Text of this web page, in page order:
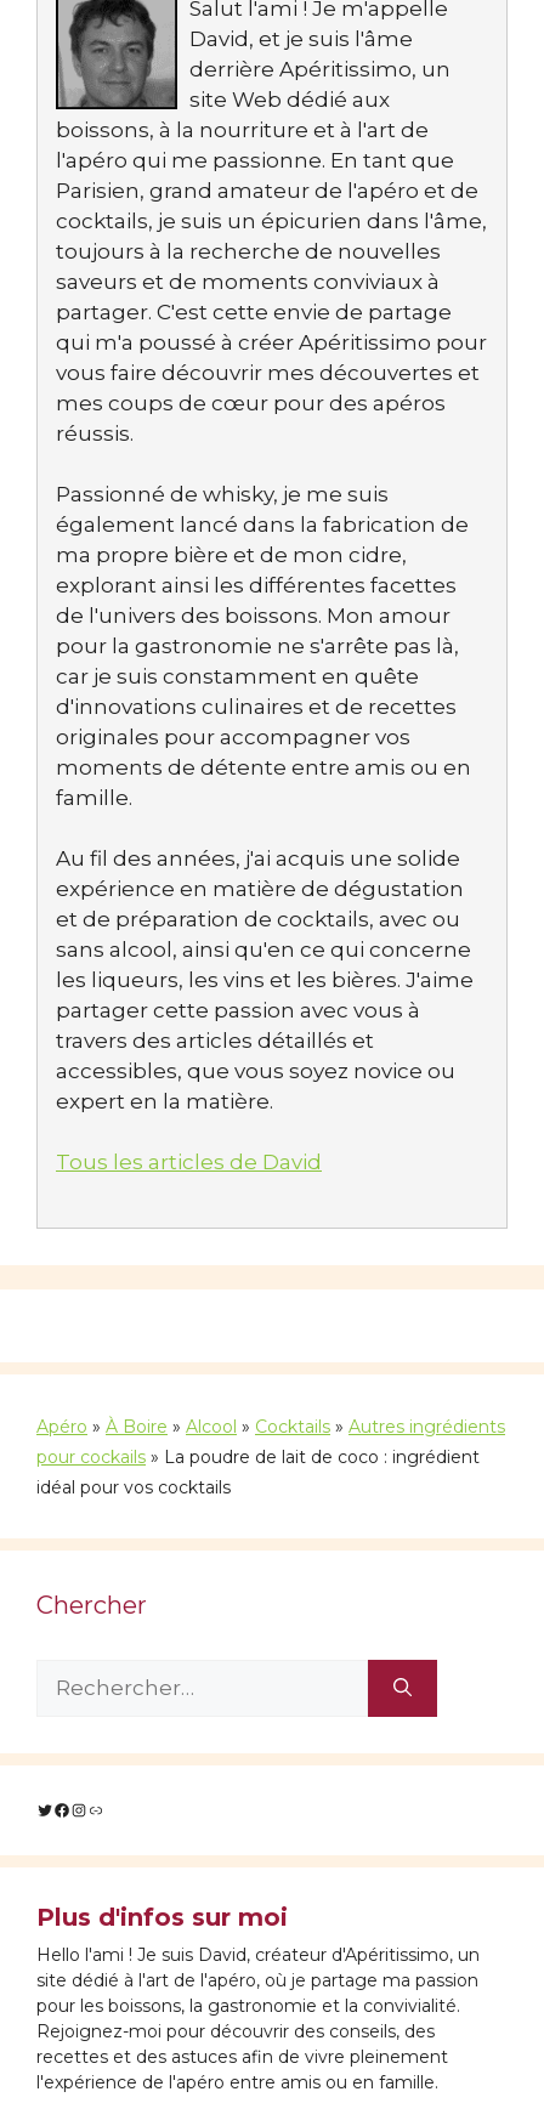
Salut l'ami ! Je m'appelle
David, et je suis l'âme
derrière Apéritissimo, un
site Web dédié aux
boissons, à la nourriture et à l'art de
l'apéro qui me passionne. En tant que
Parisien, grand amateur de l'apéro et de
cocktails, je suis un épicurien dans l'âme,
toujours à la recherche de nouvelles
saveurs et de moments conviviaux à
partager. C'est cette envie de partage
qui m'a poussé à créer Apéritissimo pour
vous faire découvrir mes découvertes et
mes coups de cœur pour des apéros
réussis.
Passionné de whisky, je me suis
également lancé dans la fabrication de
ma propre bière et de mon cidre,
explorant ainsi les différentes facettes
de l'univers des boissons. Mon amour
pour la gastronomie ne s'arrête pas là,
car je suis constamment en quête
d'innovations culinaires et de recettes
originales pour accompagner vos
moments de détente entre amis ou en
famille.
Au fil des années, j'ai acquis une solide
expérience en matière de dégustation
et de préparation de cocktails, avec ou
sans alcool, ainsi qu'en ce qui concerne
les liqueurs, les vins et les bières. J'aime
partager cette passion avec vous à
travers des articles détaillés et
accessibles, que vous soyez novice ou
expert en la matière.
Tous les articles de David
Apéro » À Boire » Alcool » Cocktails » Autres ingrédients
pour cockails » La poudre de lait de coco : ingrédient
idéal pour vos cocktails
Chercher
Twitter
Facebook
Instagram
Lien
Plus d'infos sur moi
Hello l'ami ! Je suis David, créateur d'Apéritissimo, un
site dédié à l'art de l'apéro, où je partage ma passion
pour les boissons, la gastronomie et la convivialité.
Rejoignez-moi pour découvrir des conseils, des
recettes et des astuces afin de vivre pleinement
l'expérience de l'apéro entre amis ou en famille.